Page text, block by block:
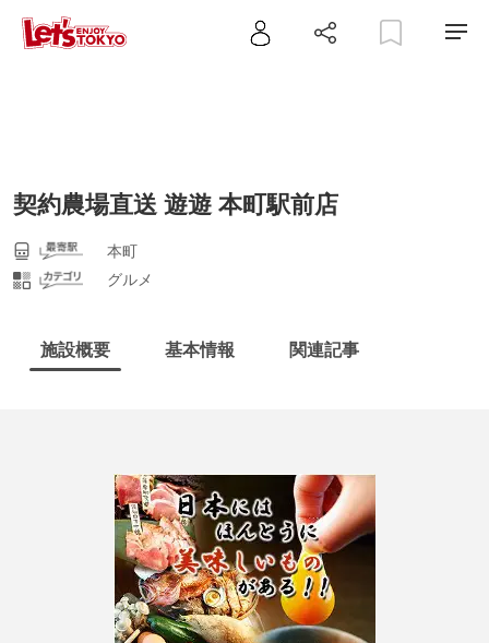
契約農場直送 遊遊 本町駅前店
本町
グルメ
施設概要 基本情報 関連記事